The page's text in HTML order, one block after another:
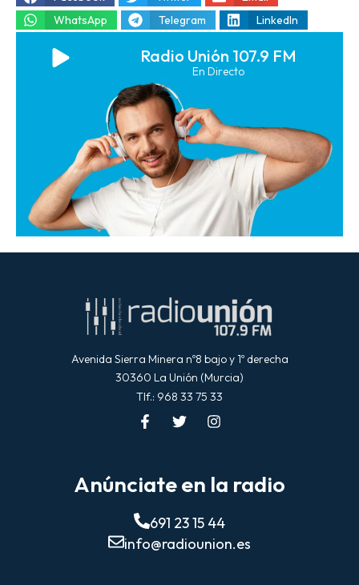
WhatsApp
Telegram LinkedIn
Radio Unión 107.9 FM
En Directo
Avenida Sierra Minera nº8 bajo y 1º derecha
30360 La Unión (Murcia)
Tlf.: 968 33 75 33
Anúnciate en la radio
691 23 15 44
info@radiounion.es